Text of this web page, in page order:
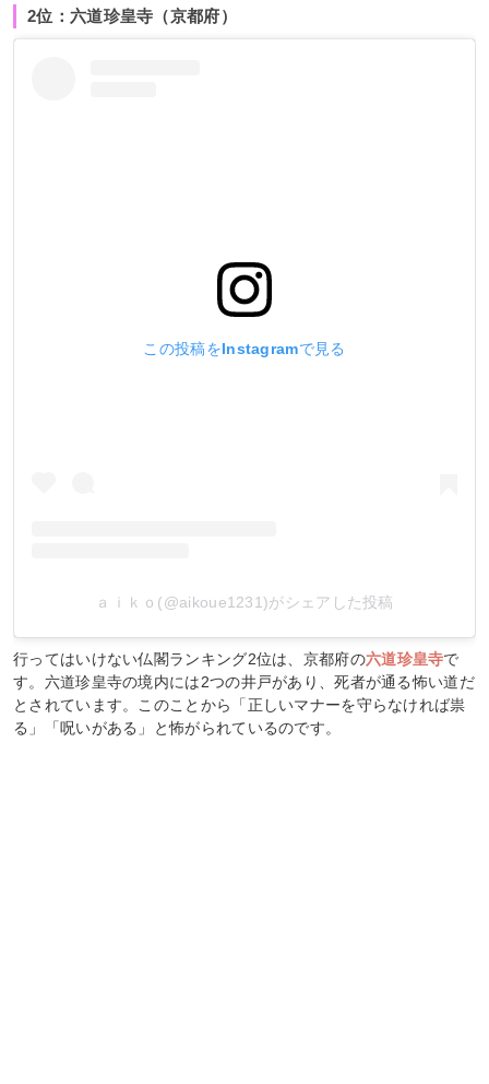
2位：六道珍皇寺（京都府）
この投稿をInstagramで見る
ａｉｋｏ(@aikoue1231)がシェアした投稿
行ってはいけない仏閣ランキング2位は、京都府の六道珍皇寺で
す。六道珍皇寺の境内には2つの井戸があり、死者が通る怖い道だ
とされています。このことから「正しいマナーを守らなければ祟
る」「呪いがある」と怖がられているのです。